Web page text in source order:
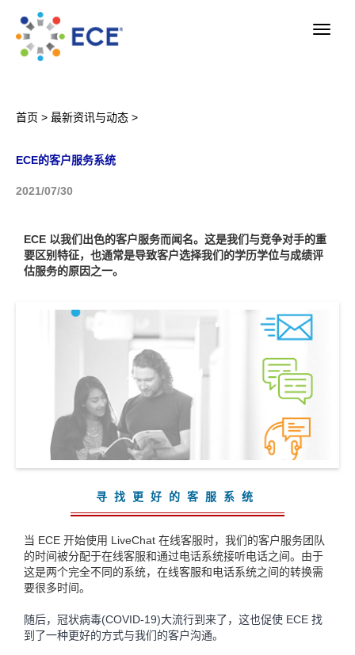
首页 > 最新资讯与动态 >
ECE的客户服务系统
2021/07/30
ECE 以我们出色的客户服务而闻名。这是我们与竞争对手的重
要区别特征，也通常是导致客户选择我们的学历学位与成绩评
估服务的原因之一。
寻找更好的客服系统
当 ECE 开始使用 LiveChat 在线客服时，我们的客户服务团队
的时间被分配于在线客服和通过电话系统接听电话之间。由于
这是两个完全不同的系统，在线客服和电话系统之间的转换需
要很多时间。
随后，冠状病毒(COVID-19)大流行到来了，这也促使 ECE 找
到了一种更好的方式与我们的客户沟通。